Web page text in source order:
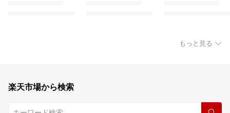
もっと見る
楽天市場から検索